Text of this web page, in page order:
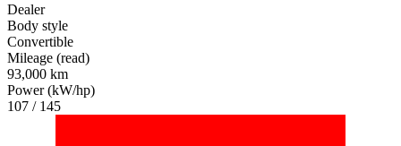
Dealer
Body style
Convertible
Mileage (read)
93,000 km
Power (kW/hp)
107 / 145